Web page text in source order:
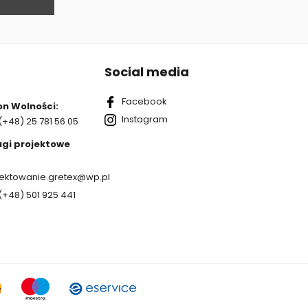
Wolności:
25 781 56 05
projektowe
501 925 441
Social media
Facebook
Instagram